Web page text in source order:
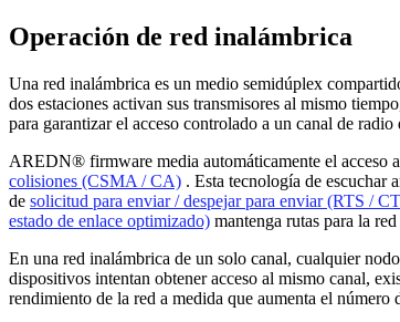
Operación de red inalámbrica
Una red inalámbrica es un medio semidúplex
dos estaciones activan sus transmisores al mismo
para garantizar el acceso controlado a un canal de
AREDN® firmware media automáticamente el acceso
colisiones (CSMA / CA) . Esta tecnología de escuchar
de solicitud para enviar / despejar para enviar (RTS /
estado de enlace optimizado) mantenga rutas para la
En una red inalámbrica de un solo canal, cualquier
dispositivos intentan obtener acceso al mismo canal,
rendimiento de la red a medida que aumenta el número